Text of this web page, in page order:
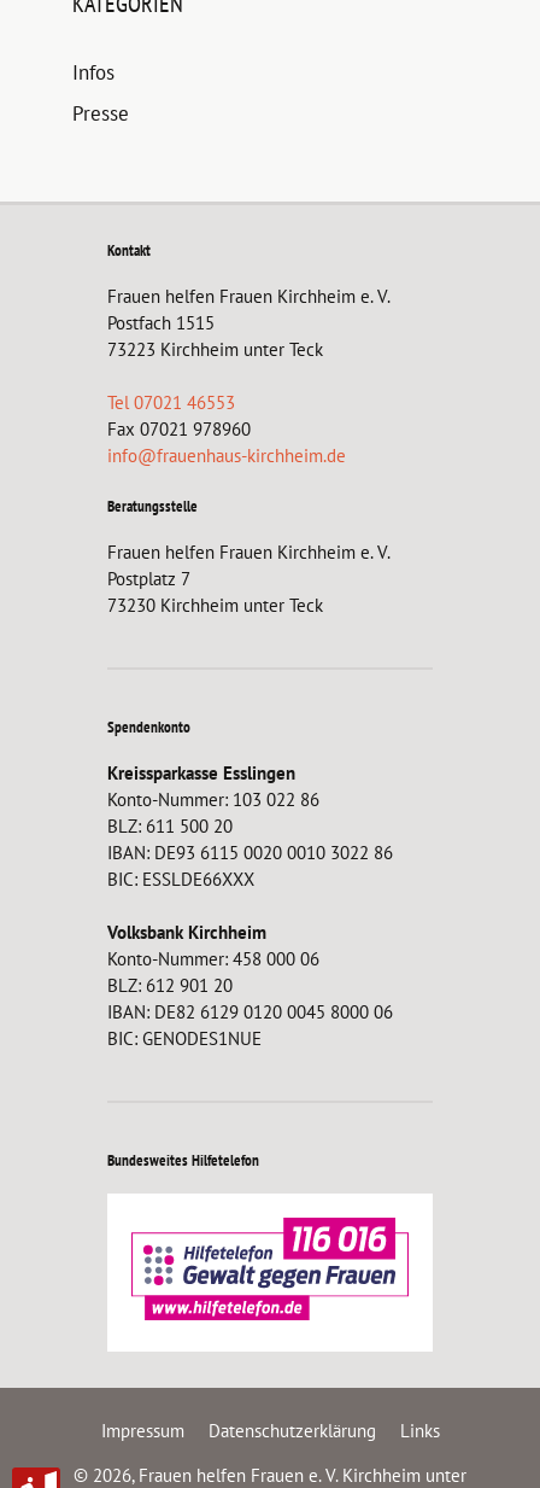
Infos
Presse
Kontakt
Frauen helfen Frauen Kirchheim e. V.
Postfach 1515
73223 Kirchheim unter Teck
Tel 07021 46553
Fax 07021 978960
info@frauenhaus-kirchheim.de
Beratungsstelle
Frauen helfen Frauen Kirchheim e. V.
Postplatz 7
73230 Kirchheim unter Teck
Spendenkonto
Kreissparkasse Esslingen
Konto-Nummer: 103 022 86
BLZ: 611 500 20
IBAN: DE93 6115 0020 0010 3022 86
BIC: ESSLDE66XXX
Volksbank Kirchheim
Konto-Nummer: 458 000 06
BLZ: 612 901 20
IBAN: DE82 6129 0120 0045 8000 06
BIC: GENODES1NUE
Bundesweites Hilfetelefon
Impressum Datenschutzerklärung
Links
© 2026, Frauen helfen Frauen e. V. Kirchheim unter